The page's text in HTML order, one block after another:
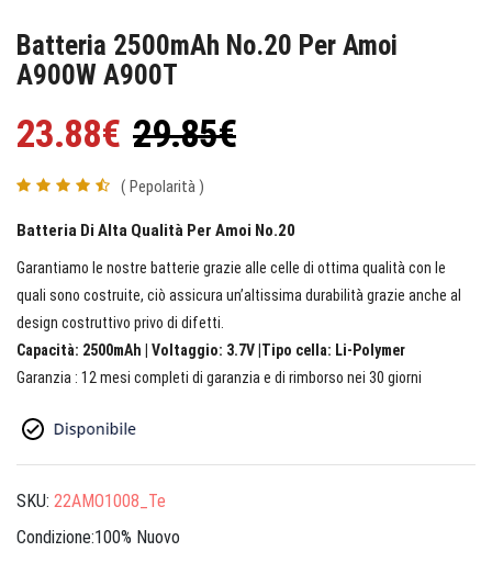
Batteria 2500mAh No.20 Per Amoi
A900W A900T
23.88€ 29.85€
( Pepolarità )
Batteria Di Alta Qualità Per Amoi No.20
Garantiamo le nostre batterie grazie alle celle di ottima qualità con le
quali sono costruite, ciò assicura un’altissima durabilità grazie anche al
design costruttivo privo di difetti.
Capacità: 2500mAh | Voltaggio: 3.7V |Tipo cella: Li-Polymer
Garanzia : 12 mesi completi di garanzia e di rimborso nei 30 giorni
SKU: 22AMO1008_Te
Condizione:100% Nuovo